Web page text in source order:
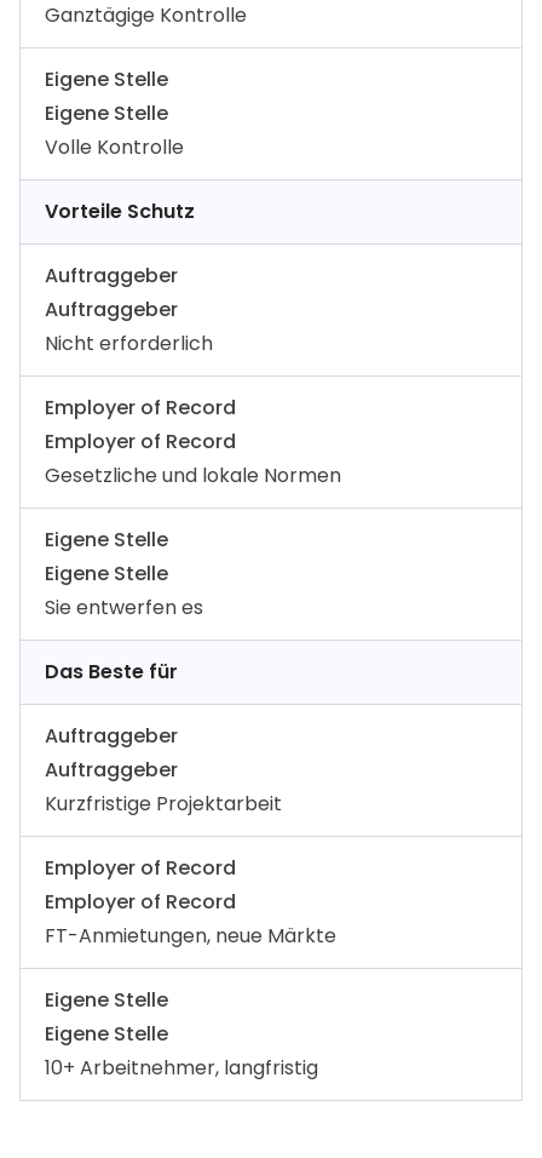
Ganztägige Kontrolle
Eigene Stelle
Eigene Stelle
Volle Kontrolle
Vorteile Schutz
Auftraggeber
Auftraggeber
Nicht erforderlich
Employer of Record
Employer of Record
Gesetzliche und lokale Normen
Eigene Stelle
Eigene Stelle
Sie entwerfen es
Das Beste für
Auftraggeber
Auftraggeber
Kurzfristige Projektarbeit
Employer of Record
Employer of Record
FT-Anmietungen, neue Märkte
Eigene Stelle
Eigene Stelle
10+ Arbeitnehmer, langfristig